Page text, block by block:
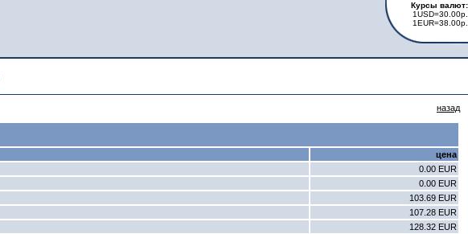
назад
цена
0.00 EUR
0.00 EUR
103.69 EUR
107.28 EUR
128.32 EUR
Курсы валют:
1USD=30.00р.
1EUR=38.00р.